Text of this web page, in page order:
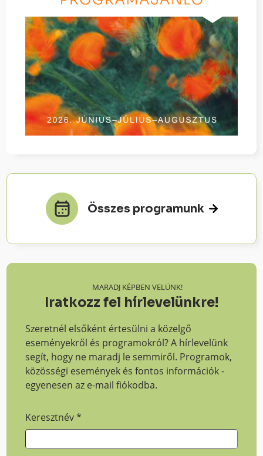
Összes programunk
MARADJ KÉPBEN VELÜNK!
Iratkozz fel hírlevelünkre!
Szeretnél elsőként értesülni a közelgő
eseményekről és programokról? A hírlevelünk
segít, hogy ne maradj le semmiről. Programok,
közösségi események és fontos információk -
egyenesen az e-mail fiókodba.
Keresztnév*